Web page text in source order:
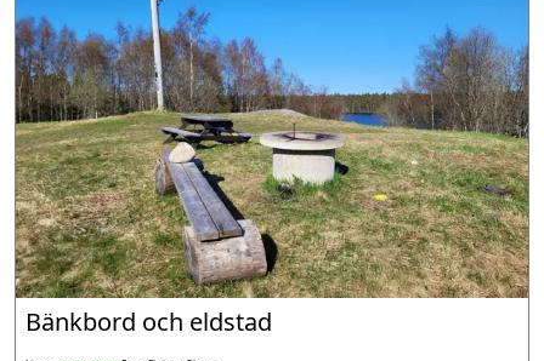
Bänkbord och eldstad